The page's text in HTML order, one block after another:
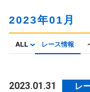
2023年01月
ALL レース情報
2023.01.31 レ